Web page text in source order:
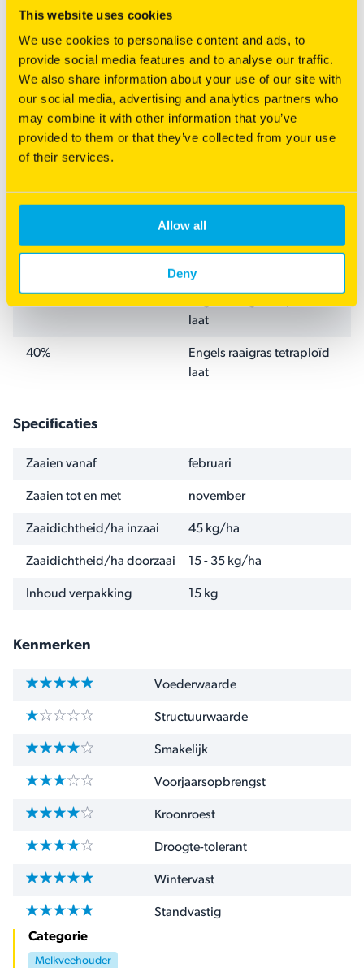
This website uses cookies
We use cookies to personalise content and ads, to
provide social media features and to analyse our traffic.
We also share information about your use of our site with
our social media, advertising and analytics partners who
may combine it with other information that you’ve
provided to them or that they’ve collected from your use
of their services.
Allow all
DenySOORTEN
laat
40%
Engels raaigras tetraploïd
laat
Specificaties
NAAM WAARDE
Zaaien vanaf februari
Zaaien tot en met november
Zaaidichtheid/ha inzaai 45 kg/ha
Zaaidichtheid/ha doorzaai 15 - 35 kg/ha
Inhoud verpakking 15 kg
Kenmerken
Voederwaarde
Structuurwaarde
Smakelijk
Voorjaarsopbrengst
Kroonroest
Droogte-tolerant
Wintervast
Standvastig
Categorie
Melkveehouder